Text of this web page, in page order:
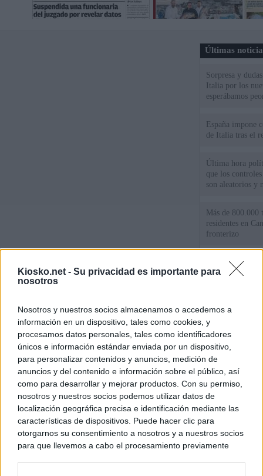
Kiosko.net - Su privacidad es importante para
nosotros
Nosotros y nuestros socios almacenamos o accedemos a
información en un dispositivo, tales como cookies, y
procesamos datos personales, tales como identificadores
únicos e información estándar enviada por un dispositivo,
para personalizar contenidos y anuncios, medición de
anuncios y del contenido e información sobre el público, así
como para desarrollar y mejorar productos. Con su permiso,
nosotros y nuestros socios podemos utilizar datos de
localización geográfica precisa e identificación mediante las
características de dispositivos. Puede hacer clic para
otorgarnos su consentimiento a nosotros y a nuestros socios
para que llevemos a cabo el procesamiento previamente
Últimas
Sorpresa y
Italia por los
esperábamos
España impone
de Italia tras el
Última hora
que los
son aleatorios y
Más de 800.000
residentes en
fronterizo
Qué hay detrás
España por la
personas se
algo"
© Kiosko.net Aviso Legal Privacidad y Cookies